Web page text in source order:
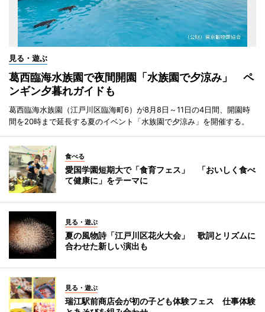
見る・遊ぶ
葛西臨海水族園で夜間開園「水族園で夕涼み」 ペ
ンギン夕暮れガイドも
葛西臨海水族園（江戸川区臨海町6）が8月8日～11日の4日間、開園時
間を20時まで延長する夏のイベント「水族園で夕涼み」を開催する。
食べる
愛国学園短期大で「食育フェス」 「おいしく食べ
て健康に」をテーマに
見る・遊ぶ
夏の風物詩「江戸川区花火大会」 歌詞とリズムに
合わせた新しい演出も
見る・遊ぶ
瑞江駅前商店会が初の子ども体験フェス 仕事体験